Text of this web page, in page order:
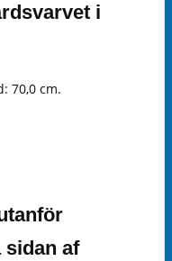
i
70,0 cm.
sidan af